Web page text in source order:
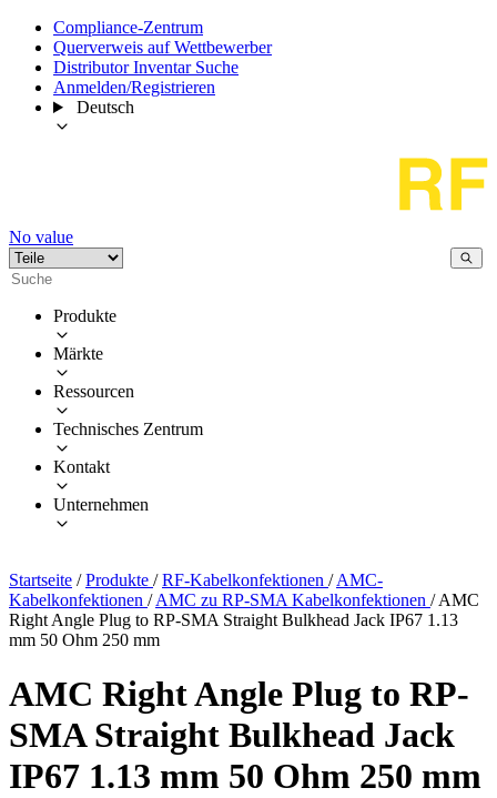
Compliance-Zentrum
Querverweis auf Wettbewerber
Distributor Inventar Suche
Anmelden/Registrieren
Deutsch
No value
Produkte
Märkte
Ressourcen
Technisches Zentrum
Kontakt
Unternehmen
Startseite / Produkte / RF-Kabelkonfektionen / AMC-
Kabelkonfektionen / AMC zu RP-SMA Kabelkonfektionen / AMC
Right Angle Plug to RP-SMA Straight Bulkhead Jack IP67 1.13
mm 50 Ohm 250 mm
AMC Right Angle Plug to RP-
SMA Straight Bulkhead Jack
IP67 1.13 mm 50 Ohm 250 mm